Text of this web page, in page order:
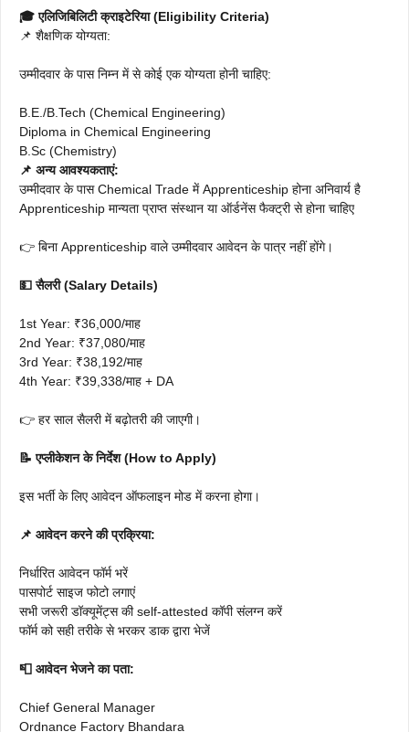
🎓 एलिजिबिलिटी क्राइटेरिया (Eligibility Criteria)
📌 शैक्षणिक योग्यता:
उम्मीदवार के पास निम्न में से कोई एक योग्यता होनी चाहिए:
B.E./B.Tech (Chemical Engineering)
Diploma in Chemical Engineering
B.Sc (Chemistry)
📌 अन्य आवश्यकताएं:
उम्मीदवार के पास Chemical Trade में Apprenticeship होना अनिवार्य है
Apprenticeship मान्यता प्राप्त संस्थान या ऑर्डनेंस फैक्ट्री से होना चाहिए
👉 बिना Apprenticeship वाले उम्मीदवार आवेदन के पात्र नहीं होंगे।
💵 सैलरी (Salary Details)
1st Year: ₹36,000/माह
2nd Year: ₹37,080/माह
3rd Year: ₹38,192/माह
4th Year: ₹39,338/माह + DA
👉 हर साल सैलरी में बढ़ोतरी की जाएगी।
📝 एप्लीकेशन के निर्देश (How to Apply)
इस भर्ती के लिए आवेदन ऑफलाइन मोड में करना होगा।
📌 आवेदन करने की प्रक्रिया:
निर्धारित आवेदन फॉर्म भरें
पासपोर्ट साइज फोटो लगाएं
सभी जरूरी डॉक्यूमेंट्स की self-attested कॉपी संलग्न करें
फॉर्म को सही तरीके से भरकर डाक द्वारा भेजें
📮 आवेदन भेजने का पता:
Chief General Manager
Ordnance Factory Bhandara